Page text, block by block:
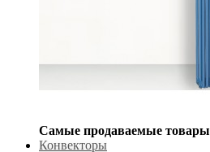
Самые продаваемые товары
Конвекторы